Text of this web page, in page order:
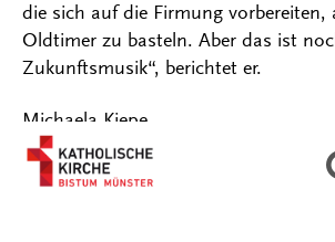
die sich auf die Firmung vorbereiten,
Oldtimer zu basteln. Aber das ist
Zukunftsmusik“, berichtet er.
Michaela Kiepe